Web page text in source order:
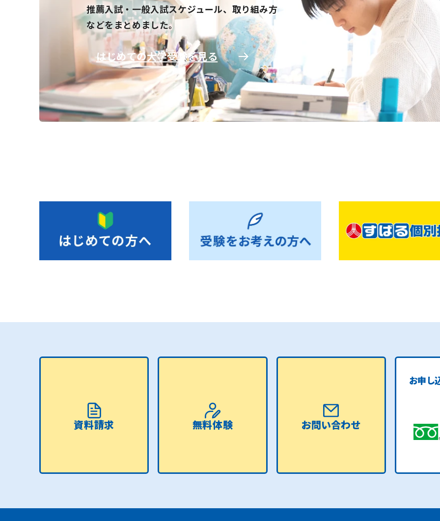
推薦入試・一般入試スケジュール、取り組み方
などをまとめました。
はじめての大学受験を見る
資料請求 無料体験 お問い合わせ
お申し